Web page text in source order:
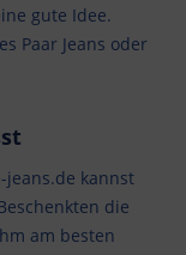
gute Idee.
Paar Jeans oder
jeans.de kannst
die
am besten